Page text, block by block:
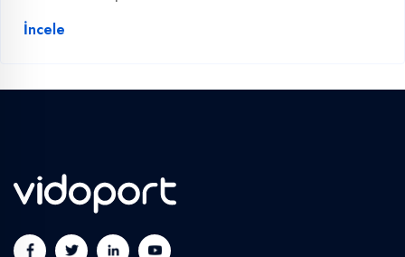
İncele